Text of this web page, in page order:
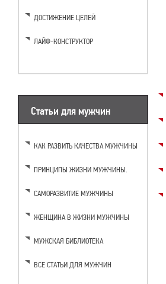
ДОСТИЖЕНИЕ ЦЕЛЕЙ
ЛАЙФ-КОНСТРУКТОР
Статьи для мужчин
КАК РАЗВИТЬ КАЧЕСТВА МУЖЧИНЫ
ПРИНЦИПЫ ЖИЗНИ МУЖЧИНЫ.
САМОРАЗВИТИЕ МУЖЧИНЫ
ЖЕНЩИНА В ЖИЗНИ МУЖЧИНЫ
МУЖСКАЯ БИБЛИОТЕКА
ВСЕ СТАТЬИ ДЛЯ МУЖЧИН